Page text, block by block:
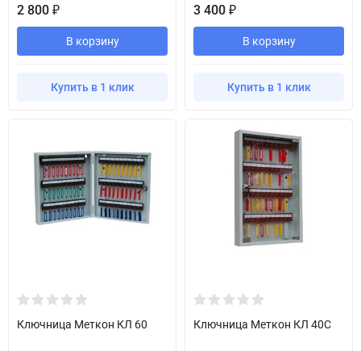
2 800 ₽
В корзину
Купить в 1 клик
3 400 ₽
В корзину
Купить в 1 клик
Ключница Меткон КЛ 60 Ключница Меткон КЛ 40С